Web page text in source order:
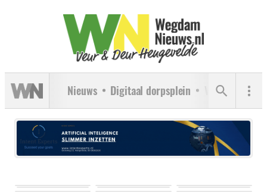
Nieuws Digitaal dorpsplein Verenigingen